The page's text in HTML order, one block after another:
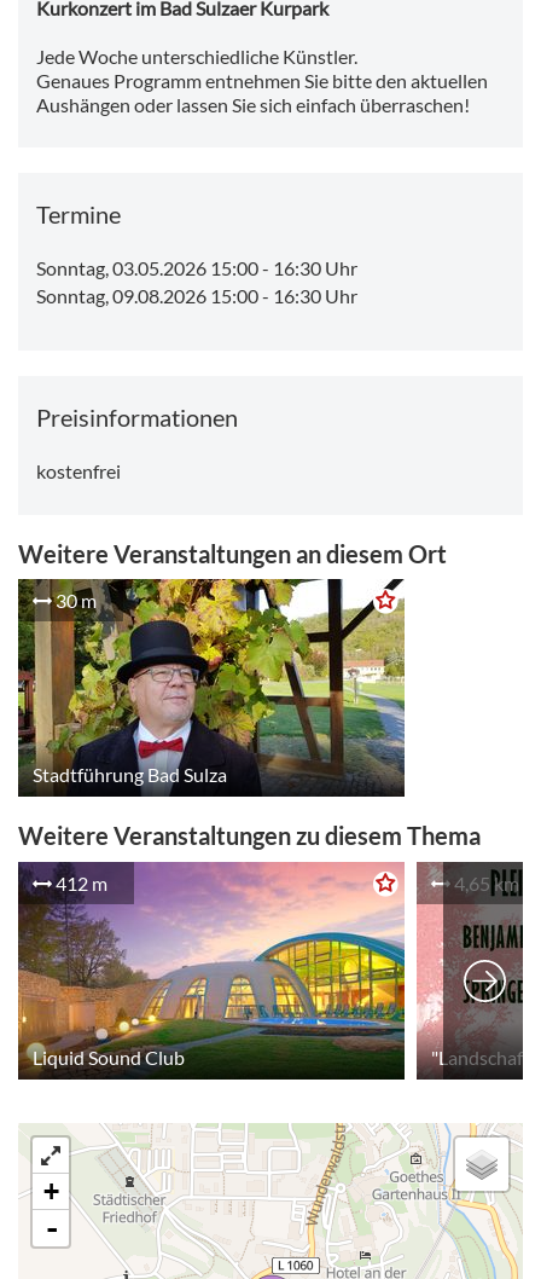
Kurkonzert im Bad Sulzaer Kurpark
Jede Woche unterschiedliche Künstler.
Genaues Programm entnehmen Sie bitte den aktuellen
Aushängen oder lassen Sie sich einfach überraschen!
Termine
Sonntag, 03.05.2026 15:00- 16:30 Uhr
Sonntag, 09.08.2026 15:00- 16:30 Uhr
Preisinformationen
kostenfrei
Weitere Veranstaltungen an diesem Ort
30 m
Stadtführung Bad Sulza
Weitere Veranstaltungen zu diesem Thema
412 m
Liquid Sound Club
4,65 km
+
-